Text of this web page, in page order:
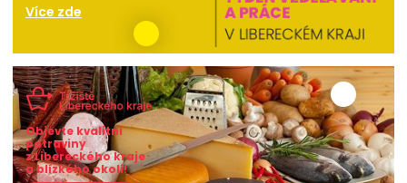
Více zde
Objevte kvalitní
potraviny
z Libereckého kraje
a blízkého okolí!